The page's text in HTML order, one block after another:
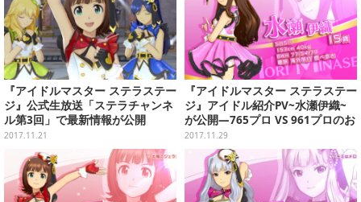
『アイドルマスター ステラステー
ジ』公式生放送「ステラチャンネ
ル第3回」で最新情報が公開
2017.11.21
『アイドルマスター ステラステー
ジ』アイドル紹介PV~水瀬伊織~
が公開―765プロ VS 961プロのお
嬢様戦争が勃発！
2017.11.29